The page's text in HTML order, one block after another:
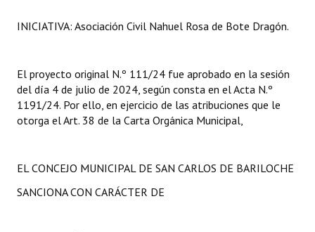
INICIATIVA: Asociación Civil Nahuel Rosa de Bote Dragón.
El proyecto original N.º 111/24 fue aprobado en la sesión
del día 4 de julio de 2024, según consta en el Acta N.º
1191/24. Por ello, en ejercicio de las atribuciones que le
otorga el Art. 38 de la Carta Orgánica Municipal,
EL CONCEJO MUNICIPAL DE SAN CARLOS DE BARILOCHE
SANCIONA CON CARÁCTER DE